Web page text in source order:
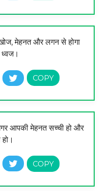
मेहनत और लगन से होगा
आपकी मेहनत सच्ची हो और